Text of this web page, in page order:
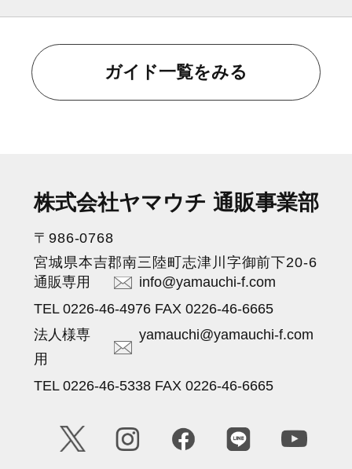
ガイド一覧をみる
株式会社ヤマウチ 通販事業部
〒986-0768
宮城県本吉郡南三陸町志津川字御前下20-6
通販専用
info@yamauchi-f.com
TEL 0226-46-4976 FAX 0226-46-6665
法人様専
用
yamauchi@yamauchi-f.com
TEL 0226-46-5338 FAX 0226-46-6665